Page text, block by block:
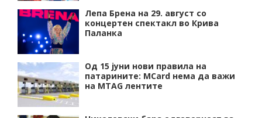
Лепа Брена на 29. август со
концертен спектакл во Крива
Паланка
Од 15 јуни нови правила на
патарините: MCard нема да важи
на MTAG лентите